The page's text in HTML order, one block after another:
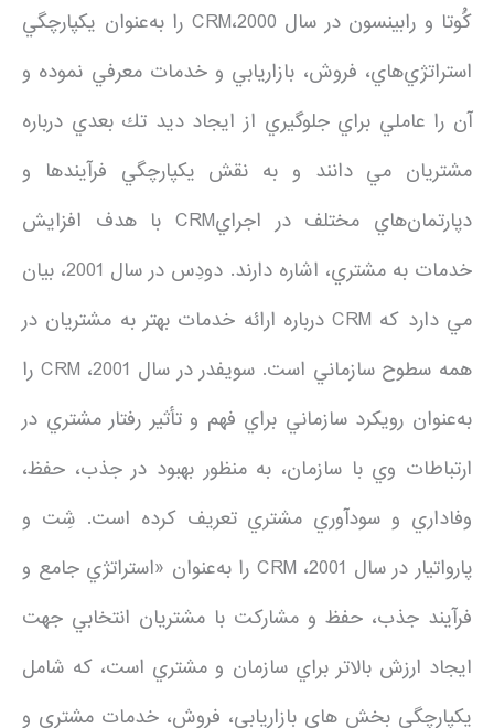
كَُوتا و رابينسون در سال 2000،CRM را به‌عنوان يكپارچگي
استراتژي‌هاي، فروش، بازاريابي و خدمات معرفي نموده و
آن را عاملي براي جلوگيري از ايجاد ديد تك بعدي درباره
مشتريان مي دانند و به نقش يكپارچگي فرآيندها و
دپارتمان‌هاي مختلف در اجرايCRM با هدف افزايش
خدمات به مشتري، اشاره دارند. دودِس در سال 2001، بيان
مي دارد كه CRM درباره ارائه خدمات بهتر به مشتريان در
همه سطوح سازماني است. سويفدر در سال 2001، CRM را
به‌عنوان رويكرد سازماني براي فهم و تأثير رفتار مشتري در
ارتباطات وي با سازمان، به منظور بهبود در جذب، حفظ،
وفاداري و سودآوري مشتري تعريف كرده است. شِت و
پارواتيار در سال 2001، CRM را به‌عنوان «استراتژي جامع و
فرآيند جذب، حفظ و مشاركت با مشتريان انتخابي جهت
ايجاد ارزش بالاتر براي سازمان و مشتري است، كه شامل
يكپارچگي بخش هاي بازاريابي، فروش، خدمات مشتري و